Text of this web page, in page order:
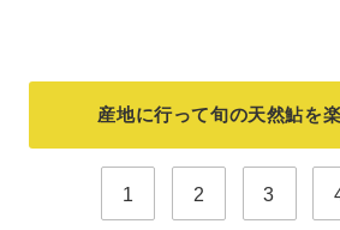
産地に行って旬の天然鮎を
1 2 3